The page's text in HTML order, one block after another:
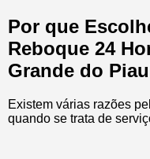
Por que
Reboque 24
Grande do
Existem várias razões
quando se trata de